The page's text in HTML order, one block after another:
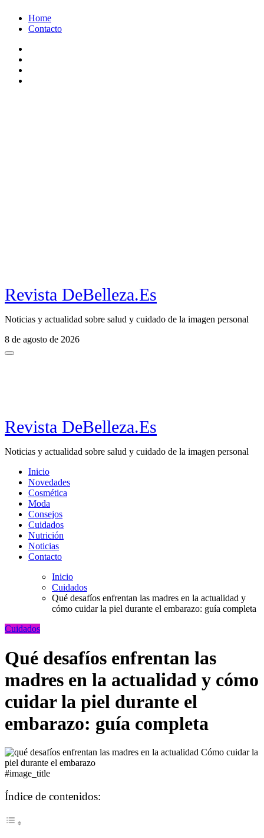
Home
Contacto
Revista DeBelleza.Es
Noticias y actualidad sobre salud y cuidado de la imagen personal
8 de agosto de 2026
Revista DeBelleza.Es
Noticias y actualidad sobre salud y cuidado de la imagen personal
Inicio
Novedades
Cosmética
Moda
Consejos
Cuidados
Nutrición
Noticias
Contacto
Inicio
Cuidados
Qué desafíos enfrentan las madres en la actualidad y
cómo cuidar la piel durante el embarazo: guía completa
Cuidados
Qué desafíos enfrentan las
madres en la actualidad y cómo
cuidar la piel durante el
embarazo: guía completa
#image_title
Índice de contenidos: